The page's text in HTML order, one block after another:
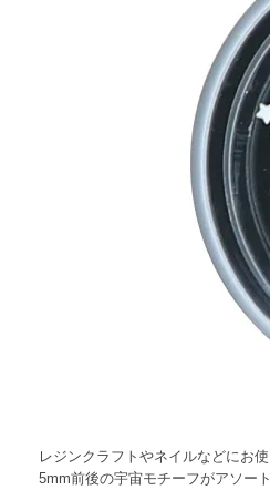
レジンクラフトやネイルなどにお
5mm前後の宇宙モチーフがアソー